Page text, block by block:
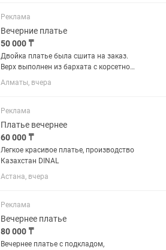
График работы: •...
Реклама
Вечерние платье
50 000 ₸
Двойка платье была сшита на заказ.
Верх выполнен из бархата с корсетной
конструкцией — сзади корсет,
полностью закрытый. Низ платья
на М,L, одевали один раз на...
Алматы, вчера
Реклама
Платье вечернее
60 000 ₸
Легкое красивое платье, производство
Казахстан DINAL
Астана, вчера
Реклама
Вечернее платье
80 000 ₸
Вечернее платье с подкладом,